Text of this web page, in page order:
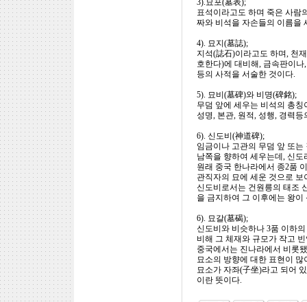
3).묘포(墓表);
표석이라고도 하며 죽은 사람
짜와 비석을 자손들의 이름을
4). 묘지(墓誌);
지석(誌石)이라고도 하며, 천
호한다)에 대비해, 금속판이
등의 사적을 서술한 것이다.
5). 묘비(墓碑)와 비명(碑銘);
무덤 앞에 세우는 비석의 총
성명, 본관, 원적, 성행, 경력
6). 신도비(神道碑);
임금이나 고관의 무덤 앞 또
남쪽을 향하여 세우는데, 신
원래 중국 한나라에서 종2품
관직자의 묘에 세운 것으로
신도비로서는 건원릉의 태조
을 금지하여 그 이후에는 왕
6). 묘갈(墓碣);
신도비와 비슷하나 3품 이하
비해 그 체재와 규모가 작고
중국에서는 진나라에서 비롯
묘소의 방향에 대한 표현이
묘소가 자좌(子坐)라고 되어
이란 뜻이다.